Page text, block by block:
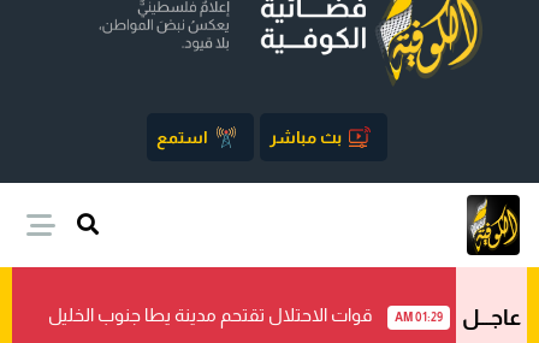
بث مباشر استمع
عاجـــل 01:29 AM قوات الاحتلال تقتحم مدينة يطا جنوب الخليل